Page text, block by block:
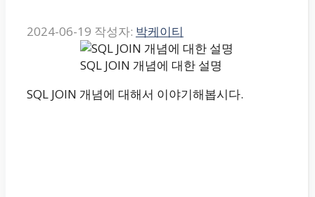
2024-06-19 작성자: 박케이티
SQL JOIN 개념에 대한 설명
SQL JOIN 개념에 대해서 이야기해봅시다.